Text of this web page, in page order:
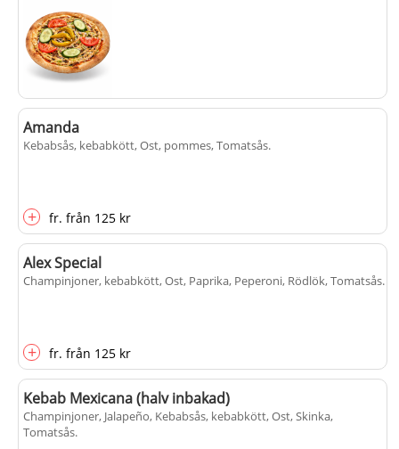
Kebabpizza
gurka, isbergssallad, Kebabsås, kebabkött, Ost, Peperoni, Rödlök,
+ fr. från 125 kr
Amanda
Kebabsås, kebabkött, Ost, pommes, Tomatsås.
+ fr. från 125 kr
Alex Special
Champinjoner, kebabkött, Ost, Paprika, Peperoni, Rödlök, Tomatsås.
+ fr. från 125 kr
Kebab Mexicana (halv inbakad)
Champinjoner, Jalapeño, Kebabsås, kebabkött, Ost, Skinka,
Tomatsås.